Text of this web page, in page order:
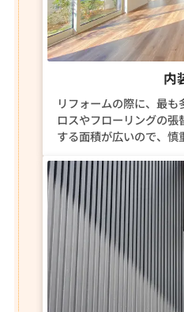
内
リフォームの際に、最
ロスやフローリングの
する面積が広いので、慎